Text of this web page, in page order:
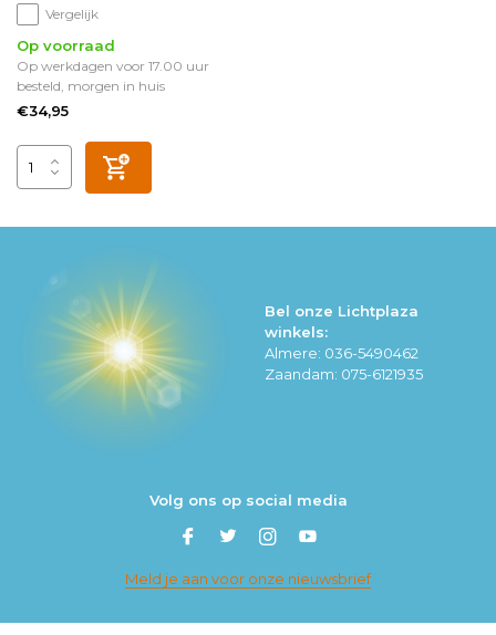
Vergelijk
Op voorraad
Op werkdagen voor 17.00 uur
besteld, morgen in huis
€34,95
Bel onze Lichtplaza
winkels:
Almere: 036-5490462
Zaandam: 075-6121935
Volg ons op social media
Meld je aan voor onze nieuwsbrief